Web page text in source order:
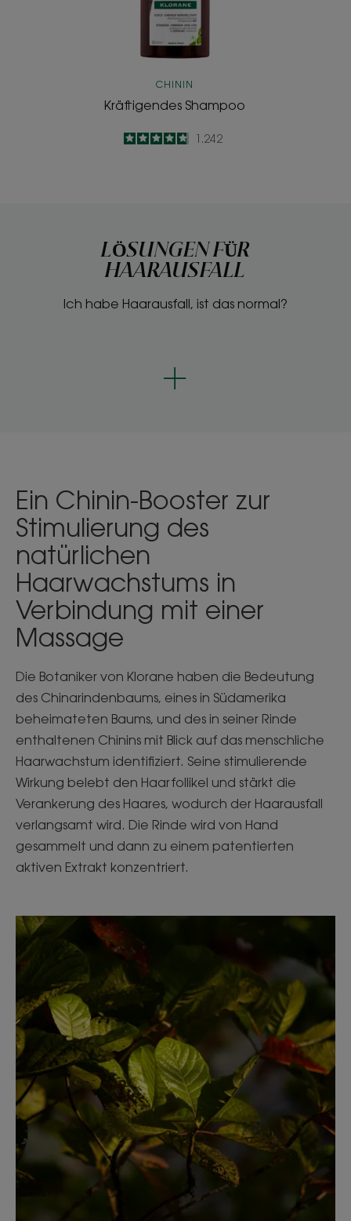
CHININ
Kräftigendes Shampoo
4.8
/51.242
LÖSUNGEN FÜR
HAARAUSFALL
Ich habe Haarausfall, ist das normal?
Ein Chinin-Booster zur
Stimulierung des
natürlichen
Haarwachstums in
Verbindung mit einer
Massage
Die Botaniker von Klorane haben die Bedeutung
des Chinarindenbaums, eines in Südamerika
beheimateten Baums, und des in seiner Rinde
enthaltenen Chinins mit Blick auf das menschliche
Haarwachstum identifiziert. Seine stimulierende
Wirkung belebt den Haarfollikel und stärkt die
Verankerung des Haares, wodurch der Haarausfall
verlangsamt wird. Die Rinde wird von Hand
gesammelt und dann zu einem patentierten
aktiven Extrakt konzentriert.